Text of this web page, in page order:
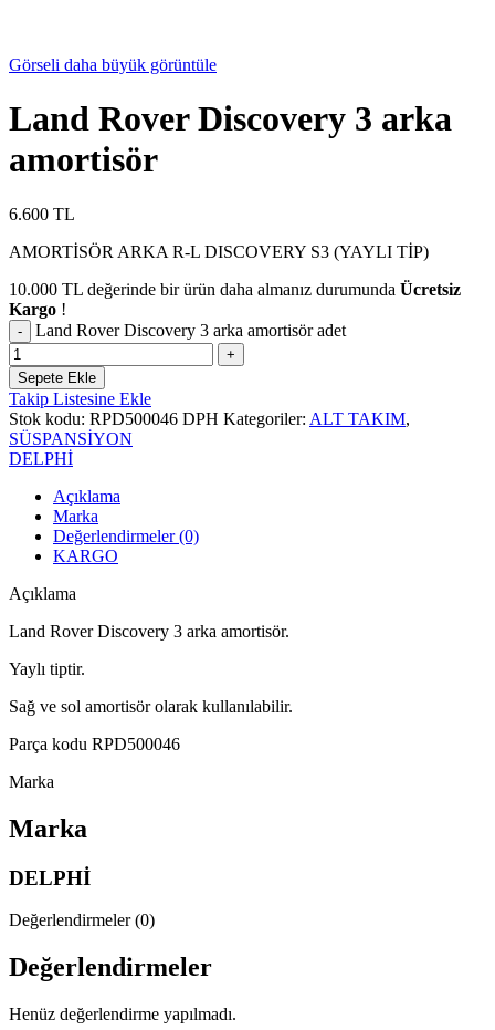
Görseli daha büyük görüntüle
Land Rover Discovery 3 arka
amortisör
6.600 TL
AMORTİSÖR ARKA R-L DISCOVERY S3 (YAYLI TİP)
10.000 TL değerinde bir ürün daha almanız durumunda Ücretsiz
Kargo !
Land Rover Discovery 3 arka amortisör adet
Sepete Ekle
Takip Listesine Ekle
Stok kodu: RPD500046 DPH Kategoriler: ALT TAKIM,
SÜSPANSİYON
DELPHİ
Açıklama
Marka
Değerlendirmeler (0)
KARGO
Açıklama
Land Rover Discovery 3 arka amortisör.
Yaylı tiptir.
Sağ ve sol amortisör olarak kullanılabilir.
Parça kodu RPD500046
Marka
Marka
DELPHİ
Değerlendirmeler (0)
Değerlendirmeler
Henüz değerlendirme yapılmadı.